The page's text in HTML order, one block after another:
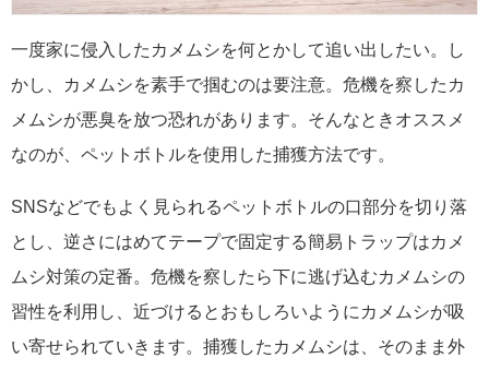
一度家に侵入したカメムシを何とかして追い出したい。し
かし、カメムシを素手で掴むのは要注意。危機を察したカ
メムシが悪臭を放つ恐れがあります。そんなときオススメ
なのが、ペットボトルを使用した捕獲方法です。
SNSなどでもよく見られるペットボトルの口部分を切り落
とし、逆さにはめてテープで固定する簡易トラップはカメ
ムシ対策の定番。危機を察したら下に逃げ込むカメムシの
習性を利用し、近づけるとおもしろいようにカメムシが吸
い寄せられていきます。捕獲したカメムシは、そのまま外